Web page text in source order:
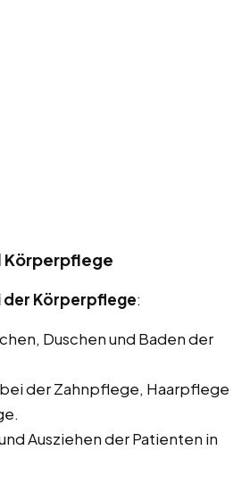
Körperpflege
Körperpflege:
Duschen und Baden der
der Zahnpflege, Haarpflege
Ausziehen der Patienten in